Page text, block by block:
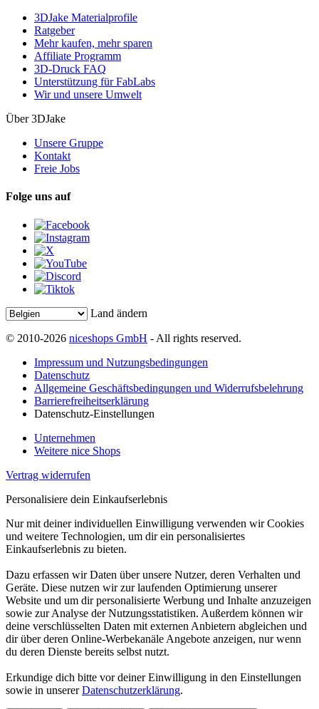
3DJake Materialprofile
Ratgeber
Mehr kaufen, mehr sparen
Affiliate Programm
3D-Druck FAQ
Unterstützung für FabLabs
Wir und unsere Umwelt
Über 3DJake
Unsere Gruppe
Kontakt
Freie Jobs
Folge uns auf
Land ändern
© 2010-2026 niceshops GmbH - All rights reserved.
Impressum und Nutzungsbedingungen
Datenschutz
Allgemeine Geschäftsbedingungen und Widerrufsbelehrung
Barrierefreiheitserklärung
Datenschutz-Einstellungen
Unternehmen
Weitere nice Shops
Vertrag widerrufen
Personalisiere dein Einkaufserlebnis
Nur mit deiner individuellen Einwilligung verwenden wir Cookies
und weitere Technologien, um dir ein personalisiertes
Einkaufserlebnis zu bieten.
Dazu erfassen wir Daten über unsere Nutzer, deren Verhalten und
Geräte. Diese nutzen wir zur laufenden Optimierung unserer
Website und um dir personalisierte Werbung und Inhalte anzuzeigen
sowie zur Analyse der Nutzungsstatistiken. Außerdem können wir
deine verschlüsselten Daten mit externen Anbietern abgleichen und
dir über deren Online-Werbekanäle Angebote anzeigen, nur wenn
du deren Dienste bereits selbst nutzt.
Erkundige dich bitte vor deiner Einwilligung in den Einstellungen
sowie in unsererDatenschutzerklärung.